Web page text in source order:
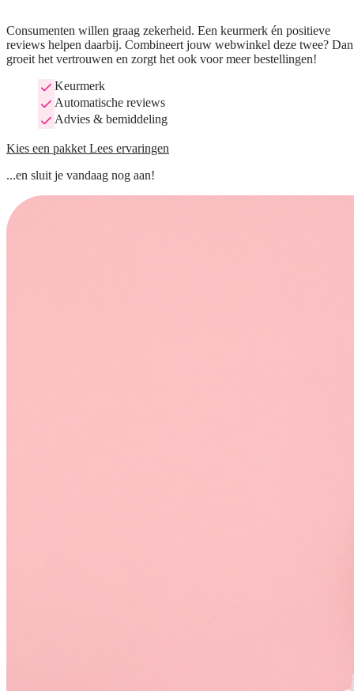
Consumenten willen graag zekerheid. Een keurmerk én positieve
reviews helpen daarbij. Combineert jouw webwinkel deze twee? Dan
groeit het vertrouwen en zorgt het ook voor meer bestellingen!
Keurmerk
Automatische reviews
Advies & bemiddeling
Kies een pakket Lees ervaringen
...en sluit je vandaag nog aan!